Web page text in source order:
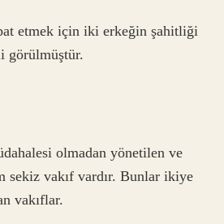
etmek için iki erkeğin şahitliği
görülmüştür.
olmadan yönetilen ve
sekiz vakıf vardır. Bunlar ikiye
vakıflar.